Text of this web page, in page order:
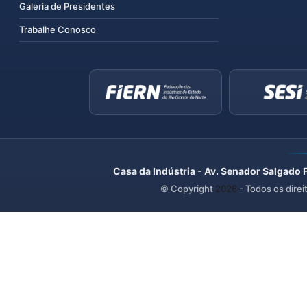
Galeria de Presidentes
Trabalhe Conosco
Casa da Indústria - Av. Senador
© Copyright 2026 - Todos os